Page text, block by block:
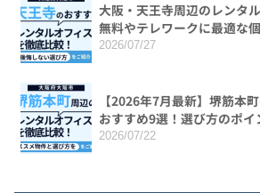
大阪・天王寺周辺のレンタ
無料やテレワークに最適な
2026/07/27
【2026年7月最新】堺筋本
おすすめ9選！選び方のポイ
2026/07/22